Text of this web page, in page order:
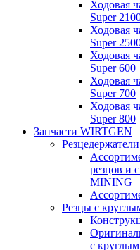
Ходовая
Super
Ходовая
Super
Ходовая
Super 600
Ходовая
Super 700
Ходовая
Super 800
Запчасти WIRTGEN
Резцедержатели
резцов и
MINING
Резцы с
с